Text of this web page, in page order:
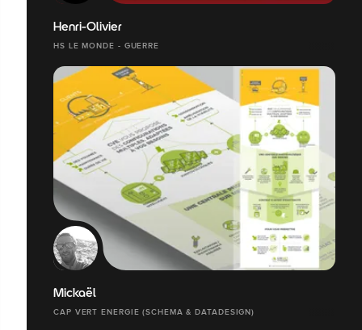
Henri-Olivier
HS LE MONDE - GUERRE
Mickaël
CAP VERT ENERGIE (SCHEMA & DATADESIGN)